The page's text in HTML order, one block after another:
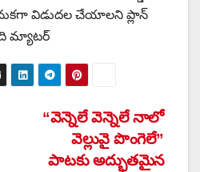
విడుదల చేయాలని ప్లాన్
మ్యాటర్
“వెన్నెలే వెన్నెలే నాలో
వెల్లువై పొంగెలే”
పాటకు అద్భుతమైన